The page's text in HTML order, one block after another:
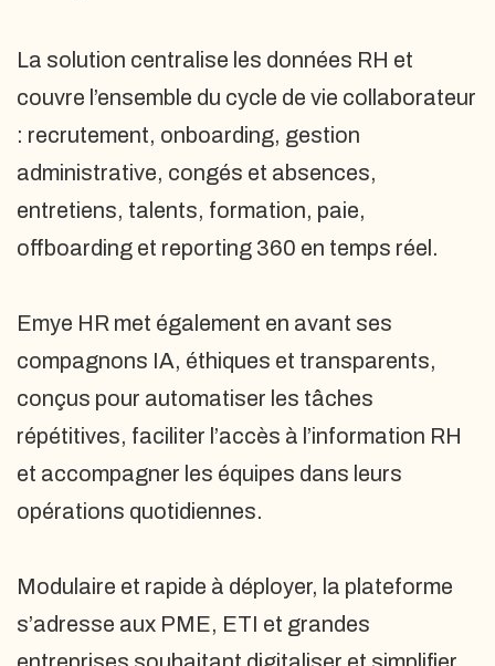
La solution centralise les données RH et
couvre l’ensemble du cycle de vie collaborateur
: recrutement, onboarding, gestion
administrative, congés et absences,
entretiens, talents, formation, paie,
offboarding et reporting 360 en temps réel.
Emye HR met également en avant ses
compagnons IA, éthiques et transparents,
conçus pour automatiser les tâches
répétitives, faciliter l’accès à l’information RH
et accompagner les équipes dans leurs
opérations quotidiennes.
Modulaire et rapide à déployer, la plateforme
s’adresse aux PME, ETI et grandes